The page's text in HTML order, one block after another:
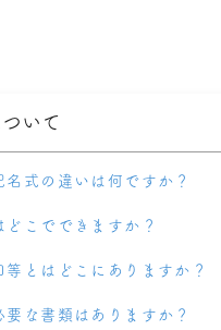
いて
名式の違いは何ですか？
どこでできますか？
等とはどこにありますか？
要な書類はありますか？